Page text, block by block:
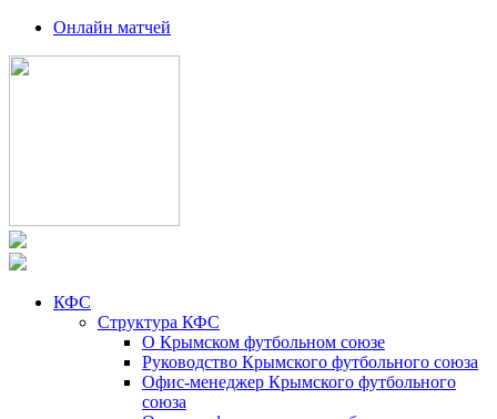
Онлайн матчей
КФС
Структура КФС
О Крымском футбольном союзе
Руководство Крымского футбольного союза
Офис-менеджер Крымского футбольного
союза